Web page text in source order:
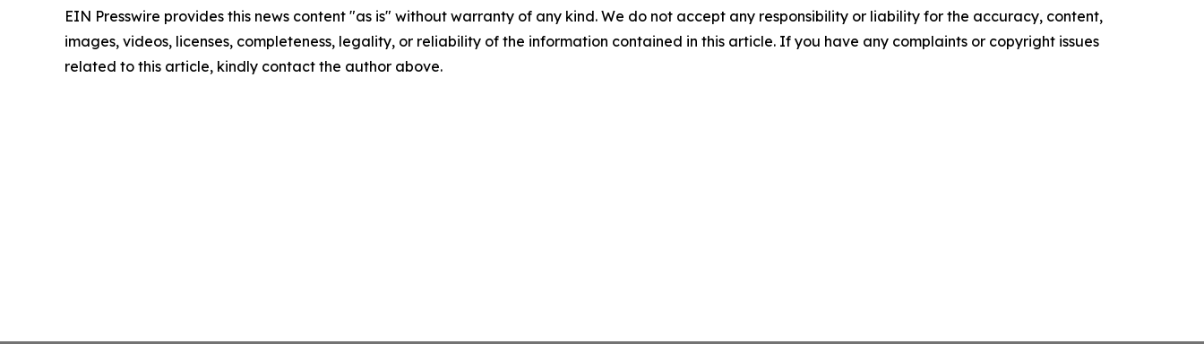
EIN Presswire provides this news content "as is" without warranty of any kind. We do not accept any responsibility or liability for the accuracy, content,
images, videos, licenses, completeness, legality, or reliability of the information contained in this article. If you have any complaints or copyright issues
related to this article, kindly contact the author above.